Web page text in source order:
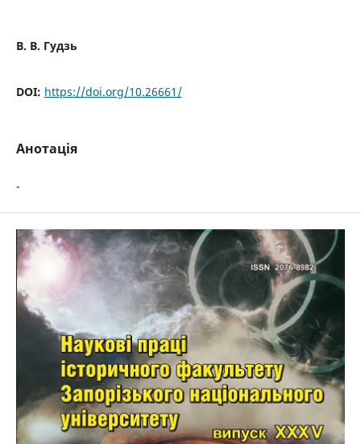
В. В. Гудзь
DOI: https://doi.org/10.26661/
Анотація
-